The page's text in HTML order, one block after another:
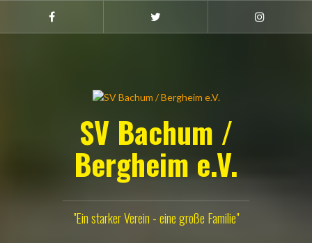
springen
Facebook
Instagram
(Damen)
SV Bachum /
Bergheim e.V.
"Ein starker Verein - eine große Familie"